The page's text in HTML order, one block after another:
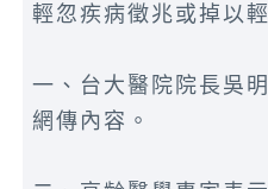
輕忽疾病徵兆或掉以輕
一、台大醫院院長吳
網傳內容。